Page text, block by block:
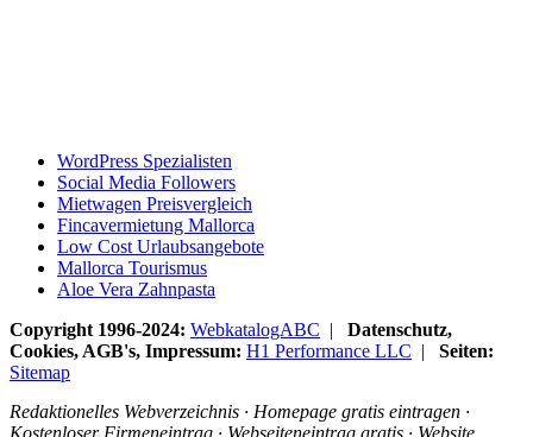
WordPress Spezialisten
Social Media Followers
Mietwagen Preisvergleich
Fincavermietung Mallorca
Low Cost Urlaubsangebote
Mallorca Tourismus
Aloe Vera Zahnpasta
Copyright 1996-2024: WebkatalogABC | Datenschutz,
Cookies, AGB's, Impressum: H1 Performance LLC | Seiten:
Sitemap
Redaktionelles Webverzeichnis · Homepage gratis eintragen ·
Kostenloser Firmeneintrag · Webseiteneintrag gratis · Website